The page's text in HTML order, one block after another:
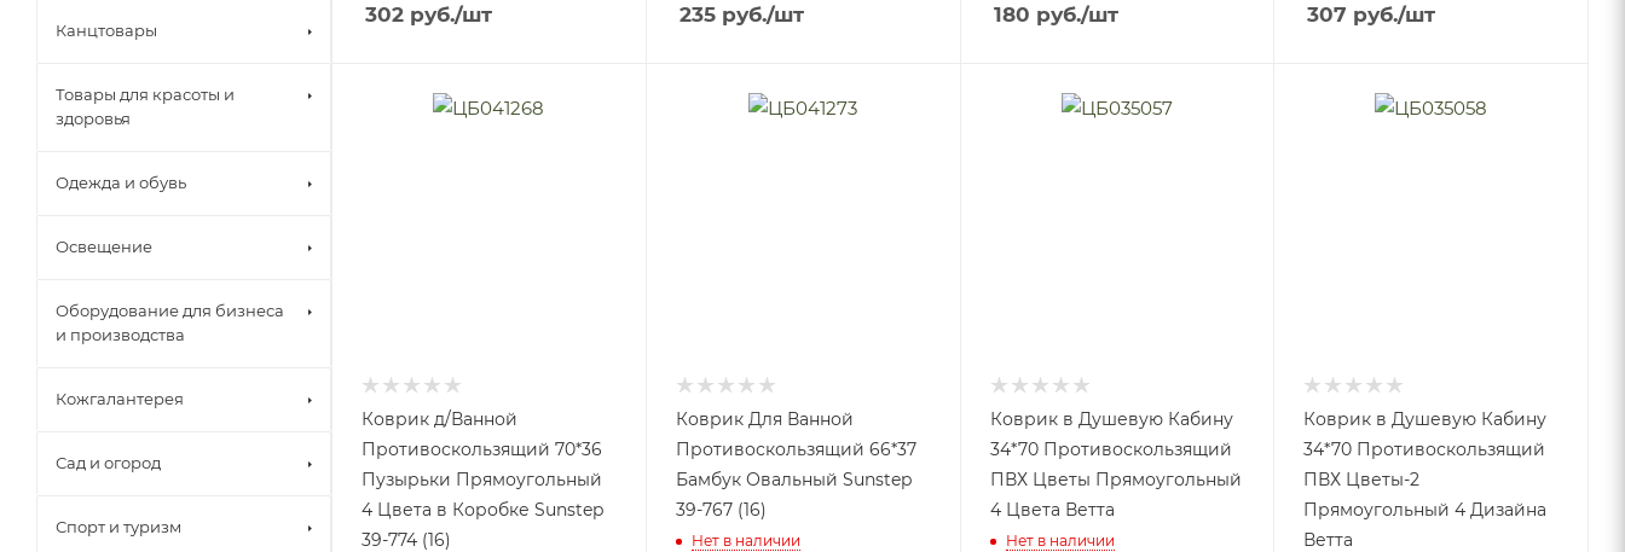
302 руб./шт 235руб./шт 180 руб./шт 307 руб./шт
Коврик д/Ванной
Противоскользящий 70*36
Пузырьки Прямоугольный
4 Цвета в Коробке Sunstep
39-774 (16)
Коврик Для Ванной
Противоскользящий 66*37
Бамбук Овальный Sunstep
39-767 (16)
Нет в наличии
Коврик в Душевую Кабину
34*70 Противоскользящий
ПВХ Цветы Прямоугольный
4 Цвета Ветта
Нет в наличии
Коврик в Душевую Кабину
34*70 Противоскользящий
ПВХ Цветы-2
Прямоугольный 4 Дизайна
Ветта
Канцтовары
Товары для красоты и
здоровья
Одежда и обувь
Освещение
Оборудование для бизнеса
и производства
Кожгалантерея
Сад и огород
Спорт и туризм